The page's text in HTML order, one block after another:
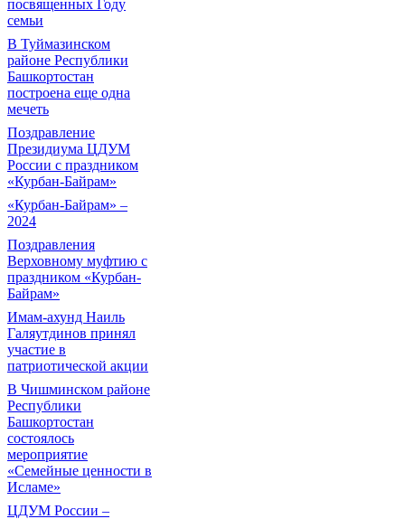
посвященных Году
семьи
В Туймазинском
районе Республики
Башкортостан
построена еще одна
мечеть
Поздравление
Президиума ЦДУМ
России с праздником
«Курбан-Байрам»
«Курбан-Байрам» –
2024
Поздравления
Верховному муфтию с
праздником «Курбан-
Байрам»
Имам-ахунд Наиль
Галяутдинов принял
участие в
патриотической акции
В Чишминском районе
Республики
Башкортостан
состоялось
мероприятие
«Семейные ценности в
Исламе»
ЦДУМ России –